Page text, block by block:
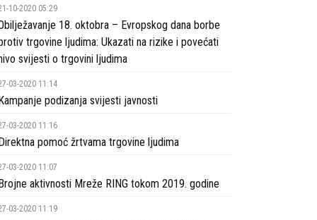
10-2020 05:29
18. oktobra – Evropskog dana borbe
trgovine ljudima: Ukazati na rizike i povećati
svijesti o trgovini ljudima
03-2020 11:14
podizanja svijesti javnosti
03-2020 11:16
pomoć žrtvama trgovine ljudima
03-2020 11:07
aktivnosti Mreže RING tokom 2019. godine
03-2020 11:19